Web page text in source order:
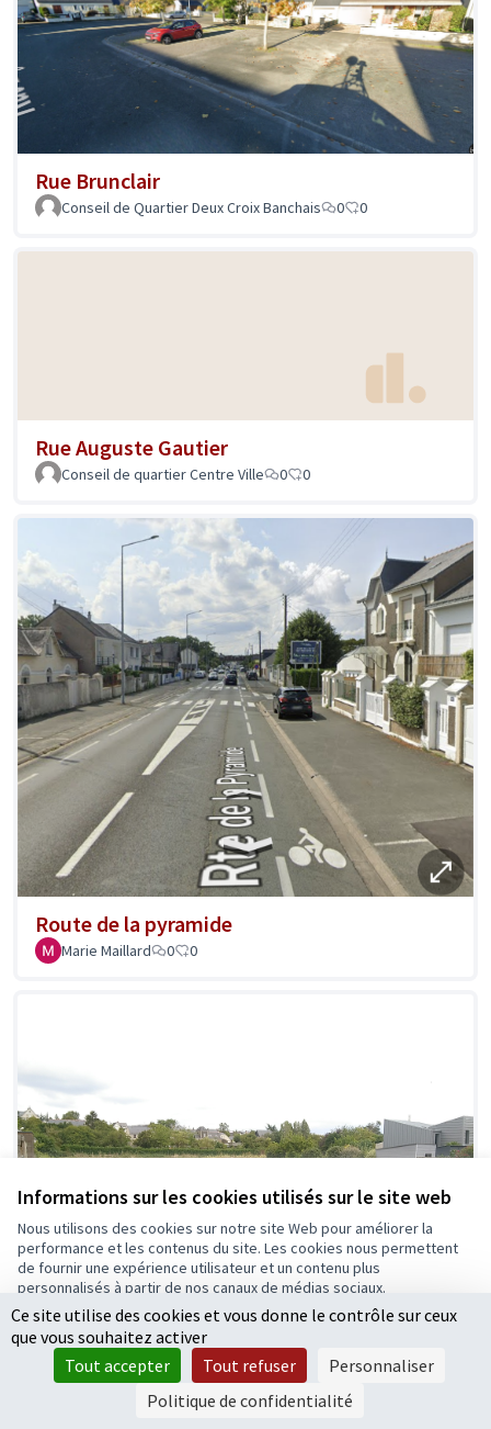
Informations sur les cookies utilisés sur le site web
Nous utilisons des cookies sur notre site Web pour améliorer la
performance et les contenus du site. Les cookies nous permettent
de fournir une expérience utilisateur et un contenu plus
personnalisés à partir de nos canaux de médias sociaux.
Tout accepter
Accepter seulement les cookies essentiels
Paramètres
Rue Brunclair
Conseil de Quartier Deux Croix Banchais 0 0
Rue Auguste Gautier
Conseil de quartier Centre Ville 0 0
Route de la pyramide
Marie Maillard 0 0
Route de la pyramide
Ce site utilise des cookies et vous donne le contrôle sur ceux
que vous souhaitez activer
Tout accepter
Tout refuser
Personnaliser
Politique de confidentialité